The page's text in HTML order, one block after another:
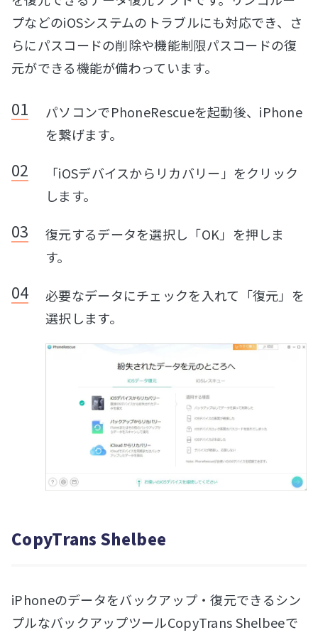
プなどのiOSシステムのトラブルにも対応でき、さ
らにパスコードの削除や機能制限パスコードの復
元ができる機能が備わっています。
パソコンでPhoneRescueを起動後、iPhone
を繋げます。
「iOSデバイスからリカバリー」をクリック
します。
復元するデータを選択し「OK」を押しま
す。
必要なデータにチェックを入れて「復元」を
選択します。
CopyTrans Shelbee
iPhoneのデータをバックアップ・復元できるシン
プルなバックアップツールCopyTrans Shelbeeで